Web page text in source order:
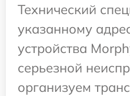
Технический
указанному
устройства
серьезной
организуем